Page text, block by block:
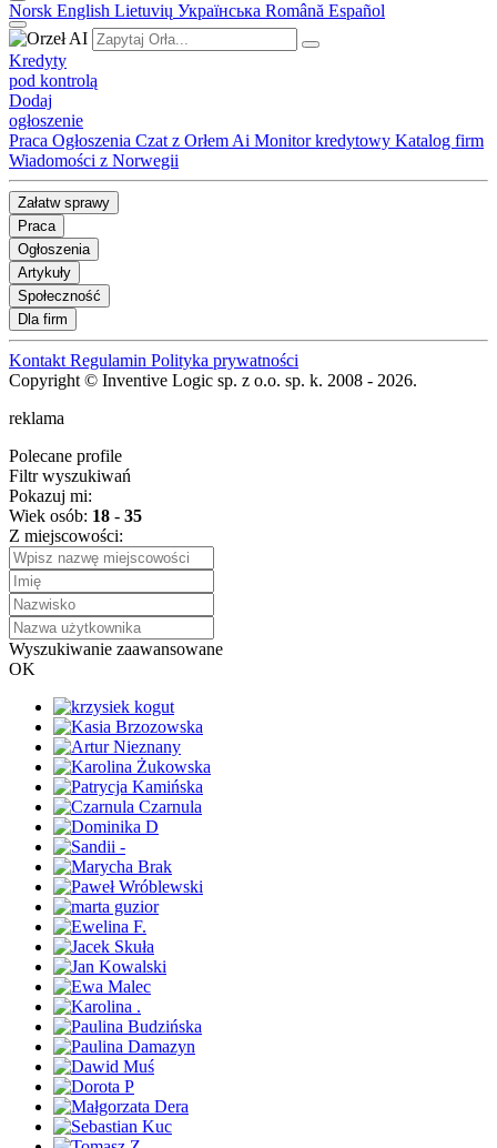
Norsk English Lietuvių Українська Română Español
Kredyty
pod kontrolą
Dodaj
ogłoszenie
Praca Ogłoszenia Czat z Orłem Ai Monitor kredytowy Katalog firm
Wiadomości z Norwegii
Załatw sprawy
Praca
Ogłoszenia
Artykuły
Społeczność
Dla firm
Kontakt Regulamin Polityka prywatności
Copyright © Inventive Logic sp. z o.o. sp. k. 2008 - 2026.
reklama
Polecane profile
Filtr wyszukiwań
Pokazuj mi:
Wiek osób: 18 - 35
Z miejscowości:
Wyszukiwanie zaawansowane
OK